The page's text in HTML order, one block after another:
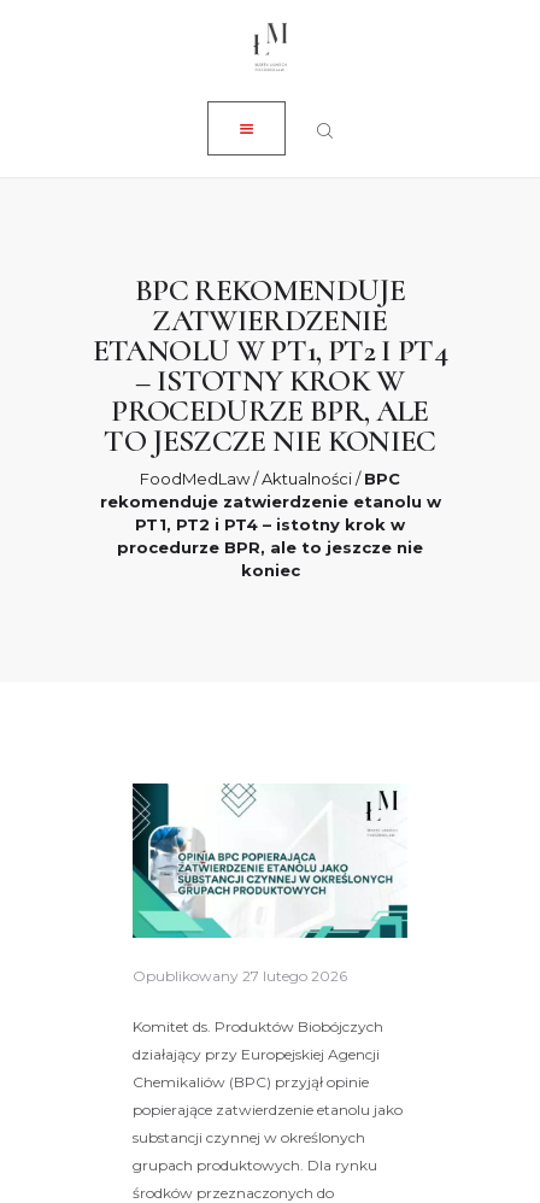
BPC REKOMENDUJE
ZATWIERDZENIE
ETANOLU W PT1, PT2 I PT4
– ISTOTNY KROK W
PROCEDURZE BPR, ALE
TO JESZCZE NIE KONIEC
FoodMedLaw/Aktualności/BPC
rekomenduje zatwierdzenie etanolu w
PT1, PT2 i PT4 – istotny krok w
procedurze BPR, ale to jeszcze nie
koniec
KONTAKT
0 ZŁ
Opublikowany 27 lutego 2026
Komitet ds. Produktów Biobójczych
działający przy Europejskiej Agencji
Chemikaliów (BPC) przyjął opinie
popierające zatwierdzenie etanolu jako
substancji czynnej w określonych
grupach produktowych. Dla rynku
środków przeznaczonych do